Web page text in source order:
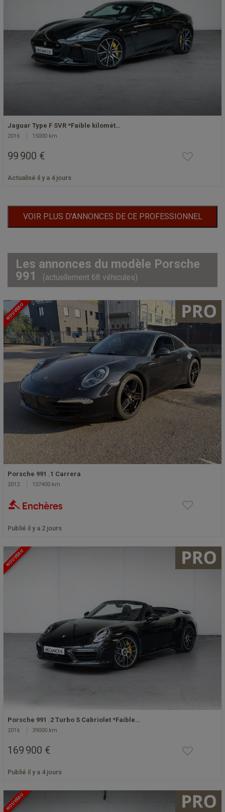
Jaguar Type F SVR *Faible kilomét…
2016 15000 km
99 900 €
Actualisé il y a 4 jours
VOIR PLUS D'ANNONCES DE CE PROFESSIONNEL
Les annonces du modèle Porsche
991
(actuellement 68 véhicules)
NOUVEAU
Porsche 991 .1 Carrera
2012 107400 km
Publié il y a 2 jours
NOUVEAU
Porsche 991 .2 Turbo S Cabriolet *Faible…
2016 39000 km
169 900 €
Publié il y a 4 jours
NOUVEAU